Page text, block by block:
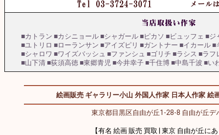
■カトラン ■カシニョール■シャガール■ピカソ ■ビュッフェ ■ジ
■ユトリロ ■ローランサン ■アイズピリ ■ガントナー ■イカール■
■シャロワ ■ワイズバッシュ ■ファンシュ ■ゴリチ ■ラシス ■ラフ
■山下清■荻須高徳■東郷青児 ■今井幸子■千住博■中島千波 ■い
絵画販売 ギャラリー小山 外国人作家 日本人作家 絵
東京都目黒区自由が丘1-28-8 自由が丘デ
【有名 絵画 販売 買取 | 東京 自由が丘に